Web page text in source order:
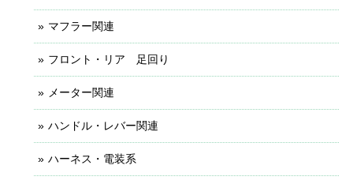
マフラー関連
フロント・リア 足回り
メーター関連
ハンドル・レバー関連
ハーネス・電装系